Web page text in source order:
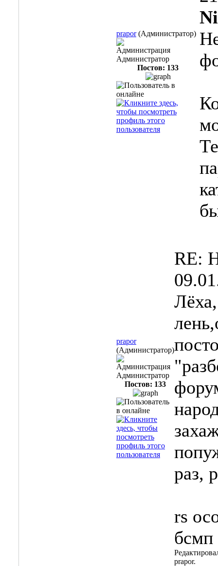
prapor (Администратор)
Администрация
Администратор
Постов: 133
prapor
(Администратор)
Администрация
Администратор
Постов: 133
RE:
раз,
rs
бсмп
prapor.